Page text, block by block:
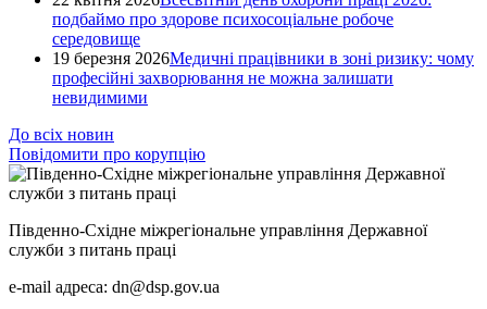
подбаймо про здорове психосоціальне робоче
середовище
19 березня 2026Медичні працівники в зоні ризику: чому
професійні захворювання не можна залишати
невидимими
До всіх новин
Повідомити про корупцію
Південно-Східне міжрегіональне управління Державної
служби з питань праці
e-mail адреса: dn@dsp.gov.ua